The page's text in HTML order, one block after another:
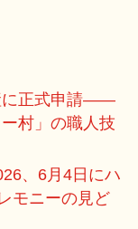
に正式申請——
村」の職人技
、6月4日にハ
モニーの見ど